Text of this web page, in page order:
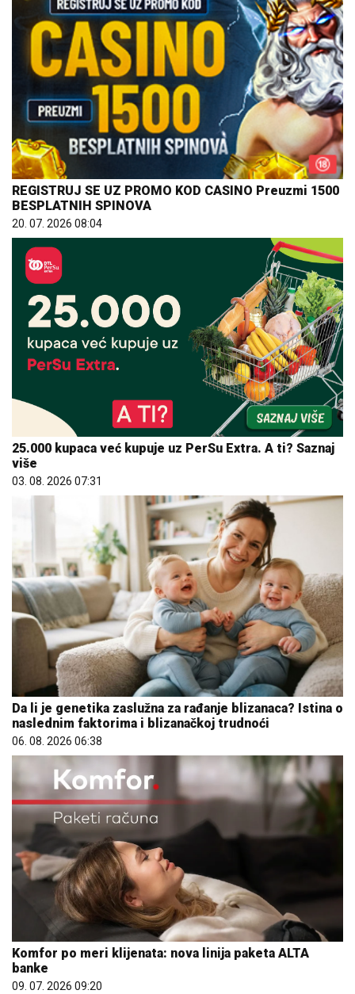
REGISTRUJ SE UZ PROMO KOD CASINO Preuzmi 1500
BESPLATNIH SPINOVA
20. 07. 2026 08:04
25.000 kupaca već kupuje uz PerSu Extra. A ti? Saznaj
više
03. 08. 2026 07:31
Da li je genetika zaslužna za rađanje blizanaca? Istina o
naslednim faktorima i blizanačkoj trudnoći
06. 08. 2026 06:38
Komfor po meri klijenata: nova linija paketa ALTA
banke
09. 07. 2026 09:20